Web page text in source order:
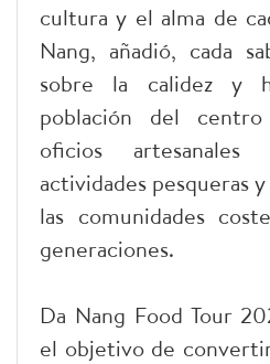
cultura y el alma de
Nang, añadió, cada
sobre la calidez y
población del
oficios artesanales
actividades pesqueras
las comunidades
generaciones.
Da Nang Food Tour
el objetivo de